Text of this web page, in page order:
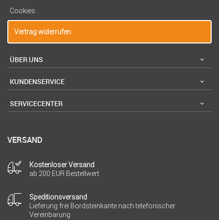
Cookies
Vertrag widerrufen
ÜBER UNS
KUNDENSERVICE
SERVICECENTER
VERSAND
Kostenloser Versand
ab 200 EUR Bestellwert
Speditionsversand
Lieferung frei Bordsteinkante nach telefonischer
Vereinbarung